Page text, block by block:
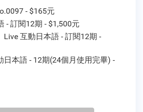
- $165元
- 訂閱12期 - $1,500元
Live 互動日本語 - 訂閱12期 -
日本語 - 12期(24個月使用完畢) -